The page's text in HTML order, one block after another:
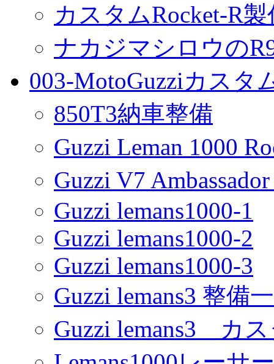
カスタムRocket-R
ナカジマシロウの
003-MotoGuzziカスタ
850T3納車整備
Guzzi Leman 1000
Guzzi V7
Guzzi lemans1000-1
Guzzi lemans1000-2
Guzzi lemans1000-3
Guzzi lemans3 整備
Guzzi lemans3 カ